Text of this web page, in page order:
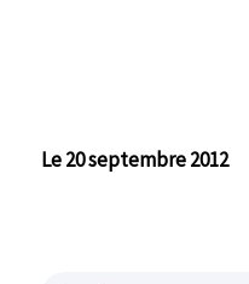
Le 20 septembre 2012